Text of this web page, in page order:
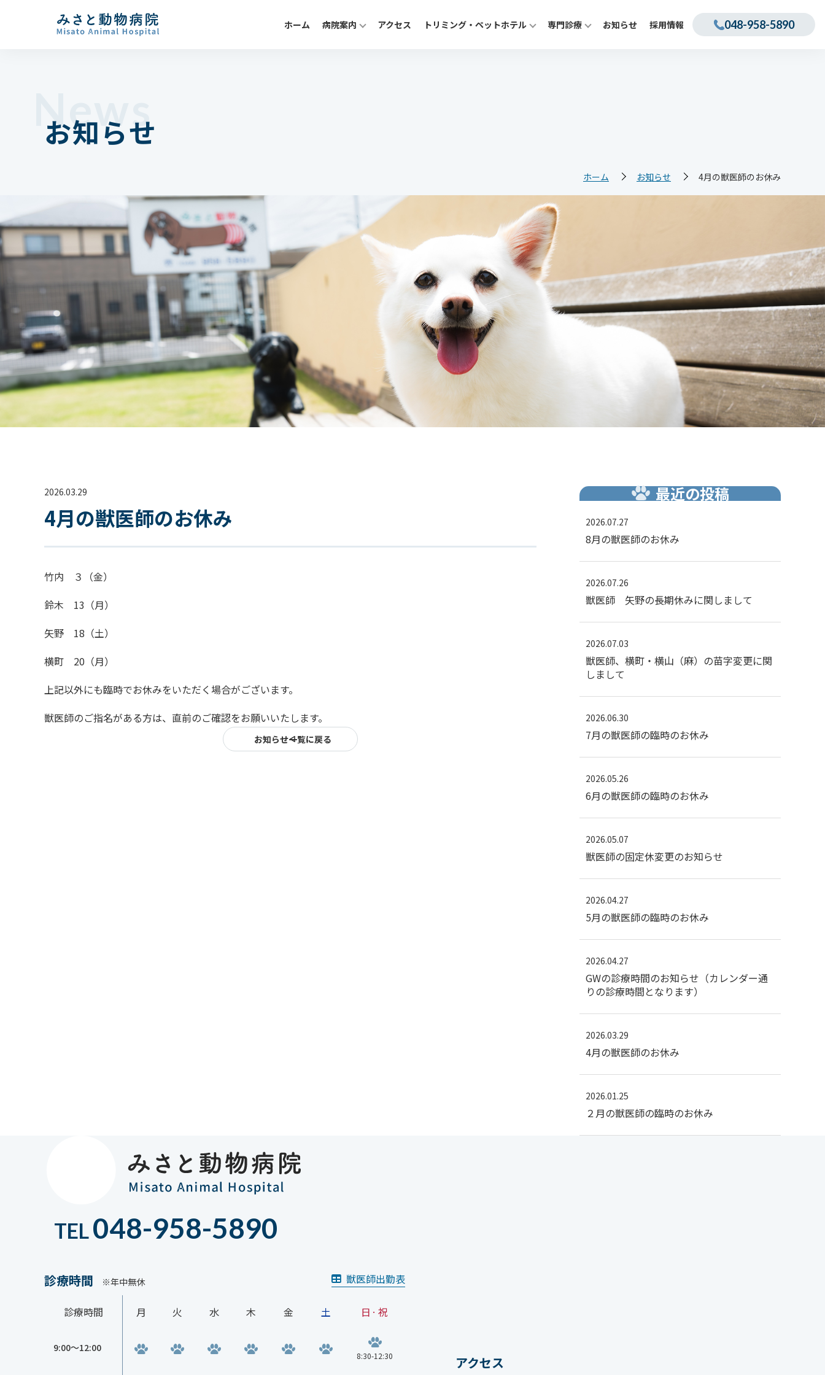
ホーム 病院案内 アクセス トリミング・ペットホテル 専門診療 お知らせ 採用情報 048-958-5890
News
お知らせ
ホーム お知らせ 4月の獣医師のお休み
2026.03.29
4月の獣医師のお休み
竹内 ３（金）
鈴木 13（月）
矢野 18（土）
横町 20（月）
上記以外にも臨時でお休みをいただく場合がございます。
獣医師のご指名がある方は、直前のご確認をお願いいたします。
お知らせ一覧に戻る
最近の投稿
2026.07.27
8月の獣医師のお休み
2026.07.26
獣医師 矢野の長期休みに関しまして
2026.07.03
獣医師、横町・横山（麻）の苗字変更に関
しまして
2026.06.30
7月の獣医師の臨時のお休み
2026.05.26
6月の獣医師の臨時のお休み
2026.05.07
獣医師の固定休変更のお知らせ
2026.04.27
5月の獣医師の臨時のお休み
2026.04.27
GWの診療時間のお知らせ（カレンダー通
りの診療時間となります）
2026.03.29
4月の獣医師のお休み
2026.01.25
２月の獣医師の臨時のお休み
TEL048-958-5890
診療時間 ※年中無休
診療時間 月 火 水 木 金 土 日·祝
9:00〜12:00
8:30-12:30
獣医師出勤表
アクセス